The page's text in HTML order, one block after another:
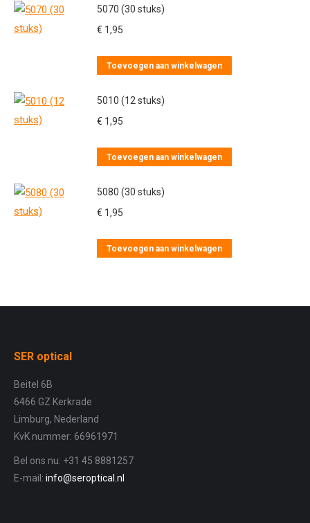
5070 (30 stuks)
€ 1,95
Toevoegen aan winkelwagen
5010 (12 stuks)
€ 1,95
Toevoegen aan winkelwagen
5080 (30 stuks)
€ 1,95
Toevoegen aan winkelwagen
SER optical
Beitel 6B
6466 GZ Kerkrade
Limburg, Nederland
KvK nummer: 66961971
Bel ons nu: +31 45 8881257
E-mail: info@seroptical.nl